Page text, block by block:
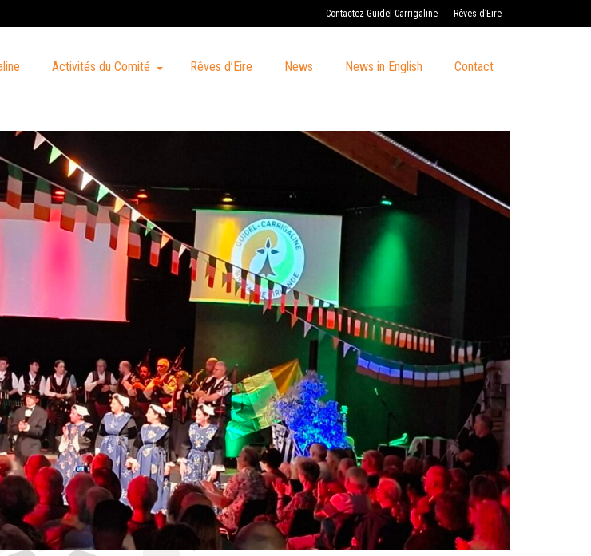
Contactez Guidel-Carrigaline Rêves d’Eire
Activités du Comité Rêves d’Eire News News in English Contact